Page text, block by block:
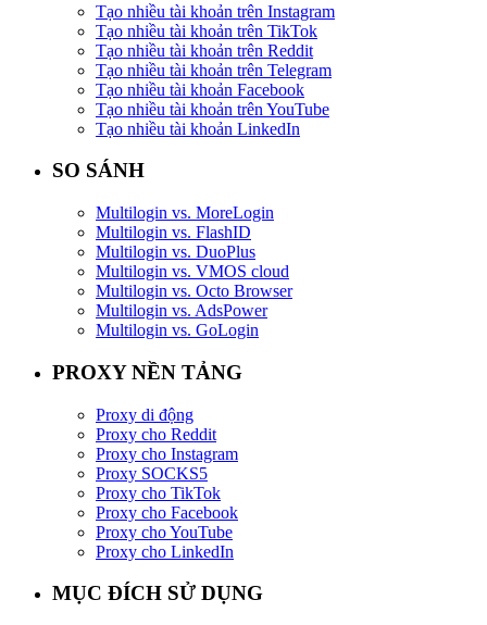
Tạo nhiều tài khoản trên Instagram
Tạo nhiều tài khoản trên TikTok
Tạo nhiều tài khoản trên Reddit
Tạo nhiều tài khoản trên Telegram
Tạo nhiều tài khoản Facebook
Tạo nhiều tài khoản trên YouTube
Tạo nhiều tài khoản LinkedIn
SO SÁNH
Multilogin vs. MoreLogin
Multilogin vs. FlashID
Multilogin vs. DuoPlus
Multilogin vs. VMOS cloud
Multilogin vs. Octo Browser
Multilogin vs. AdsPower
Multilogin vs. GoLogin
PROXY NỀN TẢNG
Proxy di động
Proxy cho Reddit
Proxy cho Instagram
Proxy SOCKS5
Proxy cho TikTok
Proxy cho Facebook
Proxy cho YouTube
Proxy cho LinkedIn
MỤC ĐÍCH SỬ DỤNG